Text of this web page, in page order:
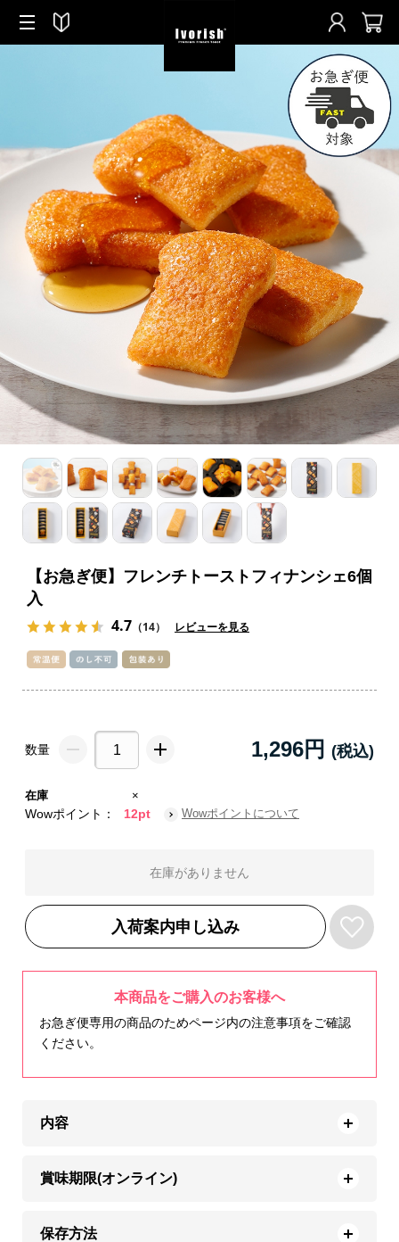
【お急ぎ便】フレンチトーストフィナンシェ6個
入
4.7 （14） レビューを見る
数量 1,296円
在庫 ×
Wowポイント： 12pt Wowポイントについて
在庫がありません
入荷案内申し込み
本商品をご購入のお客様へ
お急ぎ便専用の商品のためページ内の注意事項をご確認
ください。
内容
賞味期限(オンライン)
保存方法